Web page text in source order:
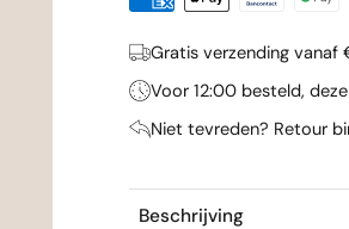
Gratis verzending vanaf
Voor 12:00 besteld,
Niet tevreden? Retour
Beschrijving